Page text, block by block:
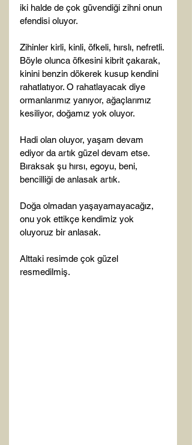
iki halde de çok güvendiği zihni onun
efendisi oluyor.
Zihinler kirli, kinli, öfkeli, hırslı, nefretli.
Böyle olunca öfkesini kibrit çakarak,
kinini benzin dökerek kusup kendini
rahatlatıyor. O rahatlayacak diye
ormanlarımız yanıyor, ağaçlarımız
kesiliyor, doğamız yok oluyor.
Hadi olan oluyor, yaşam devam
ediyor da artık güzel devam etse.
Bıraksak şu hırsı, egoyu, beni,
bencilliği de anlasak artık.
Doğa olmadan yaşayamayacağız,
onu yok ettikçe kendimiz yok
oluyoruz bir anlasak.
Alttaki resimde çok güzel
resmedilmiş.